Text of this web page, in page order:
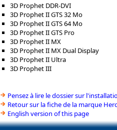
3D Prophet DDR-DVI
3D Prophet II GTS 32 Mo
3D Prophet II GTS 64 Mo
3D Prophet II GTS Pro
3D Prophet II MX
3D Prophet II MX Dual Display
3D Prophet II Ultra
3D Prophet III
Pensez à lire le dossier sur
Retour sur la fiche de la marque
English version of this page